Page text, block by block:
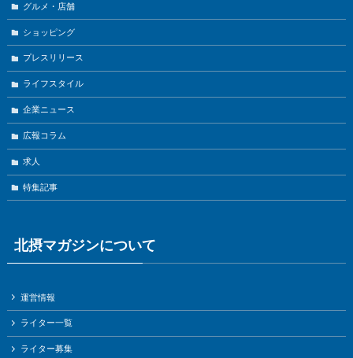
グルメ・店舗
ショッピング
プレスリリース
ライフスタイル
企業ニュース
広報コラム
求人
特集記事
北摂マガジンについて
運営情報
ライター一覧
ライター募集